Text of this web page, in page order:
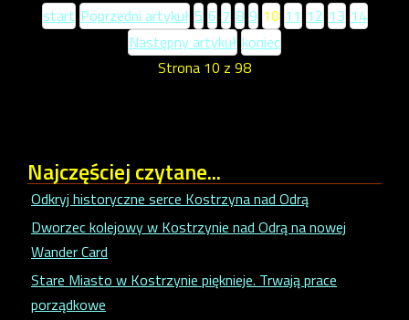
start Poprzedni artykuł 5 6 7 8 9 10 11 12 13 14
Następny artykuł koniec
Strona 10 z 98
Najczęściejczytane...
Odkryj historyczne serce Kostrzyna nad Odrą
Dworzec kolejowy w Kostrzynie nad Odrą na nowej
Wander Card
Stare Miasto w Kostrzynie pięknieje. Trwają prace
porządkowe